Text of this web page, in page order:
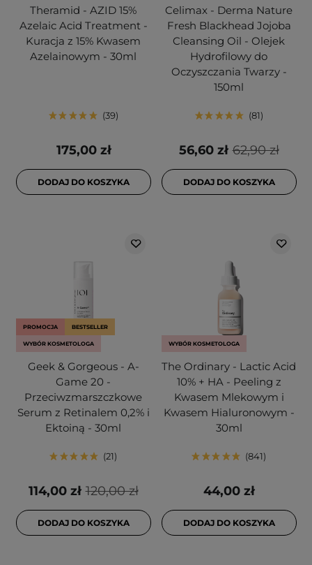
Theramid - AZID 15%
Azelaic Acid Treatment -
Kuracja z 15% Kwasem
Azelainowym - 30ml
39
175,00 zł
DODAJ DO KOSZYKA
Celimax - Derma Nature
Fresh Blackhead Jojoba
Cleansing Oil - Olejek
Hydrofilowy do
Oczyszczania Twarzy -
150ml
81
62,90 zł
56,60 zł
DODAJ DO KOSZYKA
PROMOCJA BESTSELLER
WYBÓR KOSMETOLOGA
Geek & Gorgeous - A-
Game 20 -
Przeciwzmarszczkowe
Serum z Retinalem 0,2% i
Ektoiną - 30ml
21
120,00 zł
114,00 zł
DODAJ DO KOSZYKA
WYBÓR KOSMETOLOGA
The Ordinary - Lactic Acid
10% + HA - Peeling z
Kwasem Mlekowym i
Kwasem Hialuronowym -
30ml
841
44,00 zł
DODAJ DO KOSZYKA